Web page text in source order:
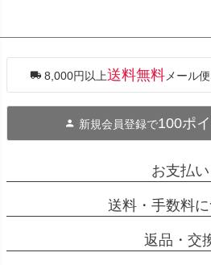
8,000円以上送料無料 メール
新規会員登録で100ポ
お支払い
送料・手数料
返品・交